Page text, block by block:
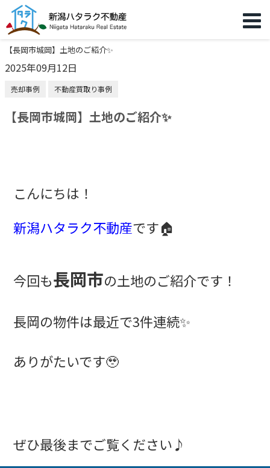
【長岡市城岡】土地のご紹介✨
2025年09月12日
売却事例 不動産買取り事例
【長岡市城岡】土地のご紹介✨
こんにちは！
新潟ハタラク不動産です🏠
今回も長岡市の土地のご紹介です！
長岡の物件は最近で3件連続✨
ありがたいです🥹
ぜひ最後までご覧ください♪